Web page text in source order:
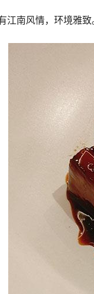
江南风情，环境雅